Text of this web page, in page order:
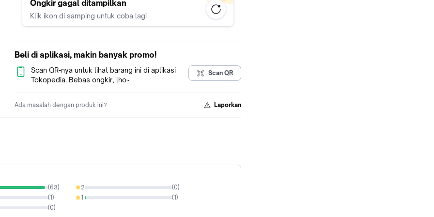
Nikolai memulaiperjalanankeseluruhpenjurunegeri,
menujutempatsihir paling saktiberada, demimembasmiwarisankelam
yang bersemayam di tubuhnya.
tidakbisaterkuburselamanyasertaadaluka yang
tidakbisasembuhbagaimanapuncaranya.
Ongkir gagal ditampilkan
Klik ikon di samping untuk coba lagi
Beli di aplikasi, makin banyak promo!
Scan QR-nya untuk lihat barang ini di aplikasi
Tokopedia. Bebas ongkir, lho~
Scan QR
Ada masalah dengan produk ini? Laporkan
(63)
(1)
(0)
2 (0)
0%
1 (1)
1.54%